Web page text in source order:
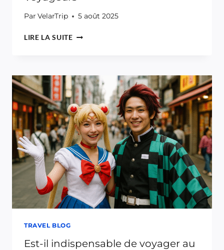
Par VelarTrip 5 août 2025
LIRE LA SUITEQUEL
PUIS-
JE
PRENDRE
DANS
L’AVION
?
GUIDE
COMPLET
2025
POUR
LES
PARENTS
VOYAGEURS
TRAVEL BLOG
Est-il indispensable de voyager au